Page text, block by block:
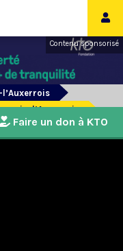
Contenu sponsorisé
l’Auxerrois
Faire un don à KTO